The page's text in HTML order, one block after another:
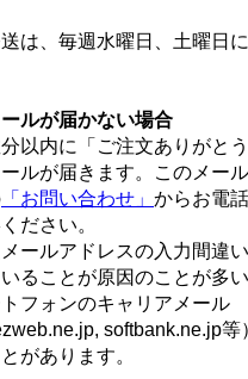
は、毎週水曜日、土曜日
ルが届かない場合
以内に「ご注文ありがと
ルが届きます。このメー
「お問い合わせ」 からお電
ださい。
ールアドレスの入力間違
ることが原因のことが多い
フォンのキャリアメール
softbank.ne.jp等
があります。